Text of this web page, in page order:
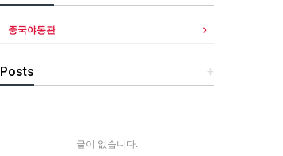
중국야동관
+
Posts
글이 없습니다.